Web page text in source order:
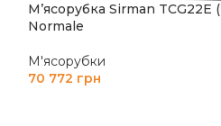
М’ясорубка Sirman TCG22E
Normale
М'ясорубки
70 772 грн